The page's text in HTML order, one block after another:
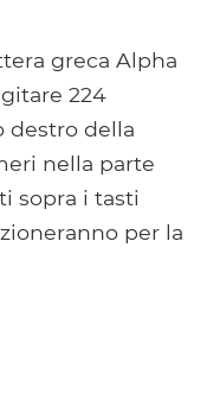
greca Alpha
224
destro della
nella parte
sopra i tasti
per la